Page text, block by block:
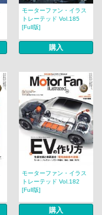
モーターファン・イラス
トレーテッド Vol.185
[Full版]
購入
モーターファン・イラス
トレーテッド Vol.182
[Full版]
購入